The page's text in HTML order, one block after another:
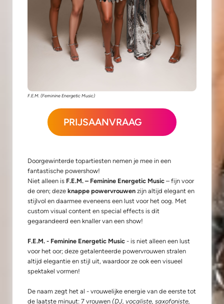
F.E.M. (Feminine Energetic Music)
PRIJSAANVRAAG
Doorgewinterde topartiesten nemen je mee in een
fantastische powershow!
Niet alleen is F.E.M. – Feminine Energetic Music – fijn voor
de oren; deze knappe powervrouwen zijn altijd elegant en
stijlvol en daarmee eveneens een lust voor het oog. Met
custom visual content en special effects is dit
gegarandeerd een knaller van een show!
F.E.M. - Feminine Energetic Music - is niet alleen een lust
voor het oor; deze getalenteerde powervrouwen stralen
altijd elegantie en stijl uit, waardoor ze ook een visueel
spektakel vormen!
De naam zegt het al - vrouwelijke energie van de eerste tot
de laatste minuut: 7 vrouwen (DJ, vocaliste, saxofoniste,